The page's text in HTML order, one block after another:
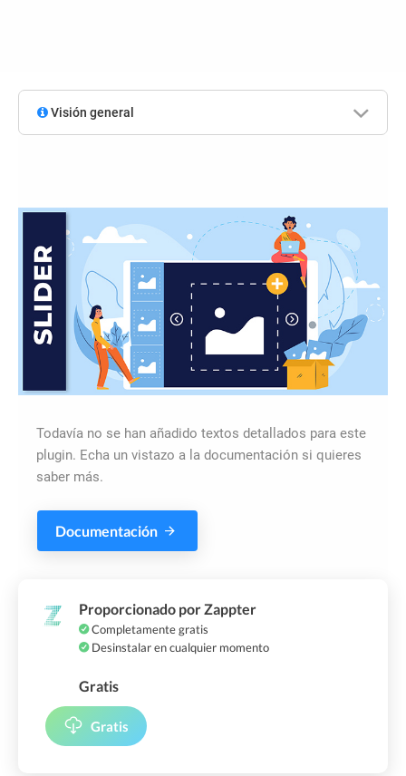
Visión general
Todavía no se han añadido textos detallados para este
plugin. Echa un vistazo a la documentación si quieres
saber más.
Documentación
Proporcionado por Zappter
Completamente gratis
Desinstalar en cualquier momento
Gratis
Gratis